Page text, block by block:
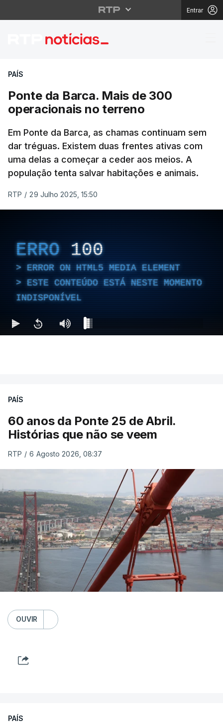
Entrar
Ponte da Barca. Mais
PAÍS
Ponte da Barca. Mais de 300
operacionais no terreno
Em Ponte da Barca, as chamas continuam sem
dar tréguas. Existem duas frentes ativas com
uma delas a começar a ceder aos meios. A
população tenta salvar habitações e animais.
RTP / 29 Julho 2025, 15:50
ERRO 100
ERROR ON HTML5 MEDIA ELEMENT
ESTE CONTEÚDO ESTÁ NESTE MOMENTO
INDISPONÍVEL
PAÍS
60 anos da Ponte 25 de Abril.
Histórias que não se veem
RTP / 6 Agosto 2026, 08:37
OUVIR
PAÍS